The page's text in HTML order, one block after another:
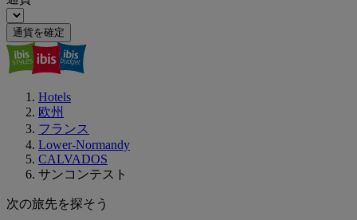
通貨を確定
Hotels
欧州
フランス
Lower-Normandy
CALVADOS
サンコンテスト
次の旅先を探そう